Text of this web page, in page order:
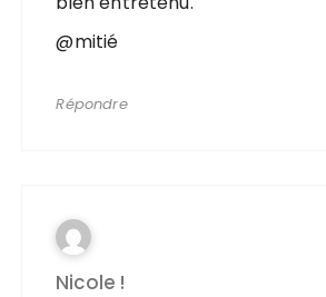
@mitié
Répondre
Nicole !